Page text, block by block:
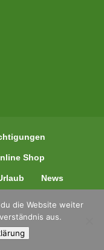
Shop
News
die Website weiter
aus.